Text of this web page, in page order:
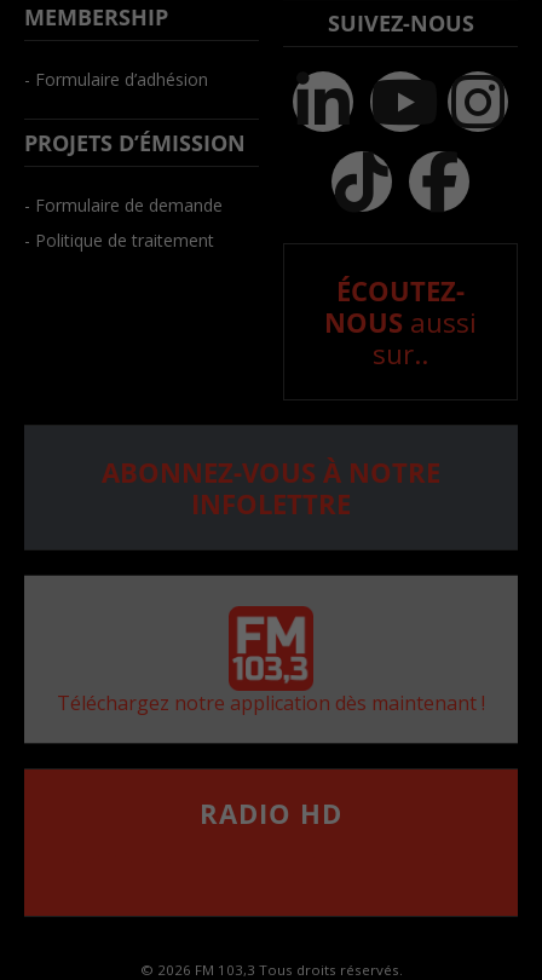
MEMBERSHIP
- Formulaire d’adhésion
PROJETS D’ÉMISSION
- Formulaire de demande
- Politique de traitement
SUIVEZ-NOUS
ÉCOUTEZ-
NOUS aussi
sur..
ABONNEZ-VOUS À NOTRE
INFOLETTRE
Téléchargez notre application dès maintenant !
RADIO HD
© 2026 FM 103,3 Tous droits réservés.